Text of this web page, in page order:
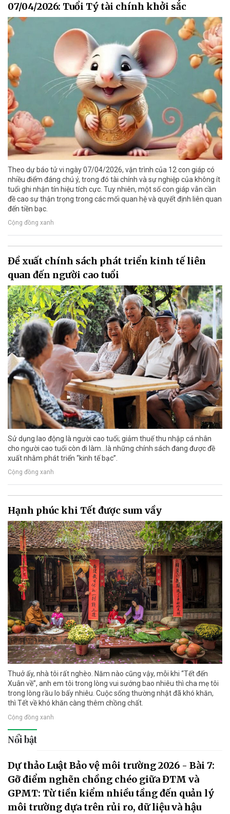
07/04/2026: Tuổi Tý tài chính khởi sắc
Theo dự báo tử vi ngày 07/04/2026, vận trình của 12 con giáp có
nhiều điểm đáng chú ý, trong đó tài chính và sự nghiệp của không ít
tuổi ghi nhận tín hiệu tích cực. Tuy nhiên, một số con giáp vẫn cần
đề cao sự thận trọng trong các mối quan hệ và quyết định liên quan
đến tiền bạc.
Cộng đồng xanh
Đề xuất chính sách phát triển kinh tế liên
quan đến người cao tuổi
Sử dụng lao động là người cao tuổi; giảm thuế thu nhập cá nhân
cho người cao tuổi còn đi làm…là những chính sách đang được đề
xuất nhằm phát triển “kinh tế bạc”.
Cộng đồng xanh
Hạnh phúc khi Tết được sum vầy
Thuở ấy, nhà tôi rất nghèo. Năm nào cũng vậy, mỗi khi “Tết đến
Xuân về”, anh em tôi trong lòng vui sướng bao nhiêu thì cha mẹ tôi
trong lòng rầu lo bấy nhiêu. Cuộc sống thường nhật đã khó khăn,
thì Tết về khó khăn càng thêm chồng chất.
Cộng đồng xanh
Nổi bật
Dự thảo Luật Bảo vệ môi trường 2026 - Bài 7:
Gỡ điểm nghẽn chồng chéo giữa ĐTM và
GPMT: Từ tiền kiểm nhiều tầng đến quản lý
môi trường dựa trên rủi ro, dữ liệu và hậu